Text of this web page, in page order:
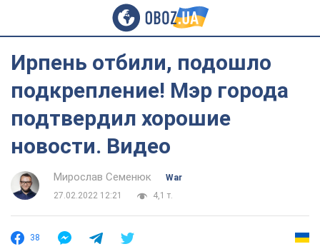
Ирпень отбили, подошло
подкрепление! Мэр города
подтвердил хорошие
новости. Видео
Мирослав Семенюк
War
27.02.2022 12:21
4,1 т.
38